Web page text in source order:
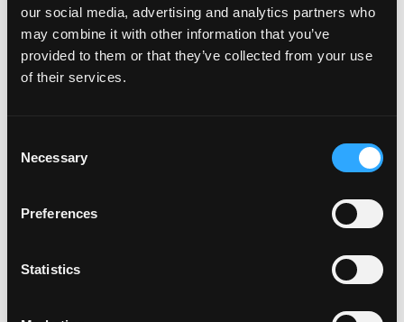
our social media, advertising and analytics partners who
may combine it with other information that you’ve
provided to them or that they’ve collected from your use
of their services.
Selection
Necessary
Preferences
Statistics
¡Las hojas están cayendo y el mango está llamando! Hemos
from Es hora de enamorarse del mango
recetas de
CONTÁCTENOS